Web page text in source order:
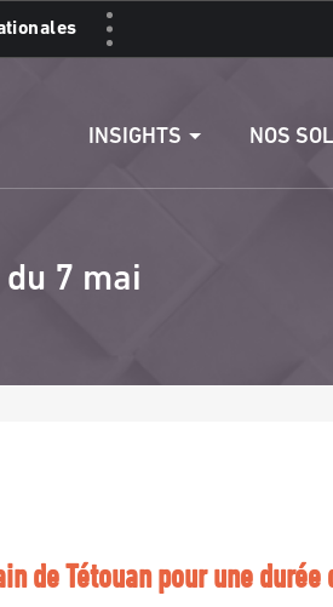
INSIGHTS NOS
7 mai
de Tétouan pour une durée